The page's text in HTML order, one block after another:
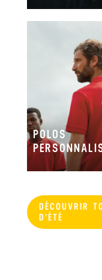
POLOS
DÉCOUVRIR
D'ÉTÉ